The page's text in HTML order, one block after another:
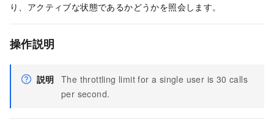
り、アクティブな状態であるかどうかを照会します。
操作説明
説明 The throttling limit for a single user is 30 calls
per second.